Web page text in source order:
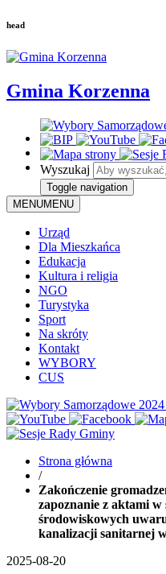
head
Gmina Korzenna
Wyszukaj
Toggle navigation
MENUMENU
Urząd
Dla Mieszkańca
Edukacja
Kultura i religia
NGO
Turystyka
Sport
Na skróty
Kontakt
WYBORY
CUS
Strona główna
/
Zakończenie
zapoznanie z aktami
środowiskowych
kanalizacji sanitarnej
2025-08-20